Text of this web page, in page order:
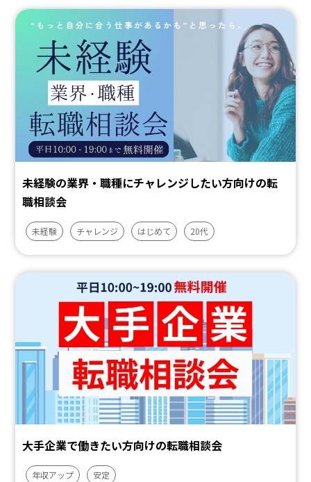
未経験の業界・職種にチャレンジしたい方向けの転
職相談会
未経験 チャレンジ はじめて 20代
大手企業で働きたい方向けの転職相談会
年収アップ 安定